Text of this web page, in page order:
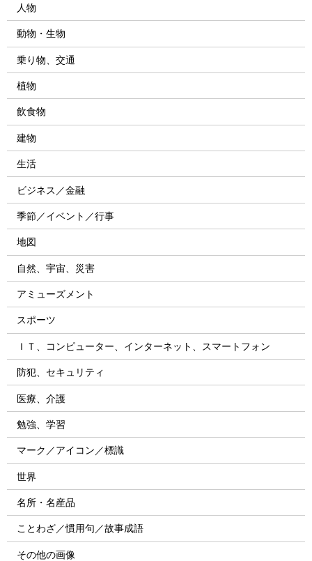
人物
動物・生物
乗り物、交通
植物
飲食物
建物
生活
ビジネス／金融
季節／イベント／行事
地図
自然、宇宙、災害
アミューズメント
スポーツ
ＩＴ、コンピューター、インターネット、スマートフォン
防犯、セキュリティ
医療、介護
勉強、学習
マーク／アイコン／標識
世界
名所・名産品
ことわざ／慣用句／故事成語
その他の画像